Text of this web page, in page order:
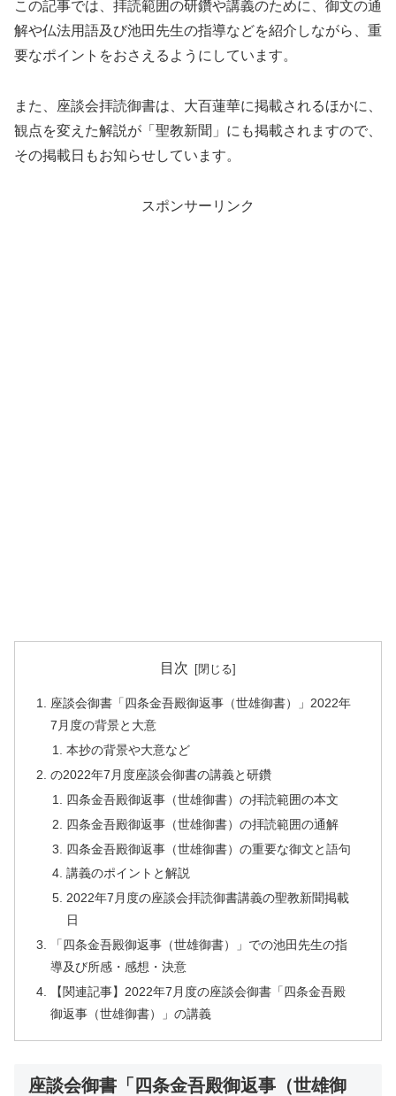
この記事では、拝読範囲の研鑽や講義のために、御文の通
解や仏法用語及び池田先生の指導などを紹介しながら、重
要なポイントをおさえるようにしています。
また、座談会拝読御書は、大百蓮華に掲載されるほかに、
観点を変えた解説が「聖教新聞」にも掲載されますので、
その掲載日もお知らせしています。
スポンサーリンク
目次
座談会御書「四条金吾殿御返事（世雄御書）」2022年
7月度の背景と大意
本抄の背景や大意など
の2022年7月度座談会御書の講義と研鑽
四条金吾殿御返事（世雄御書）の拝読範囲の本文
四条金吾殿御返事（世雄御書）の拝読範囲の通解
四条金吾殿御返事（世雄御書）の重要な御文と語句
講義のポイントと解説
2022年7月度の座談会拝読御書講義の聖教新聞掲載
日
「四条金吾殿御返事（世雄御書）」での池田先生の指
導及び所感・感想・決意
【関連記事】2022年7月度の座談会御書「四条金吾殿
御返事（世雄御書）」の講義
座談会御書「四条金吾殿御返事（世雄御